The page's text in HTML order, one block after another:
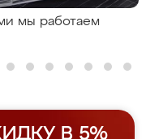
мы работаем
В 5%